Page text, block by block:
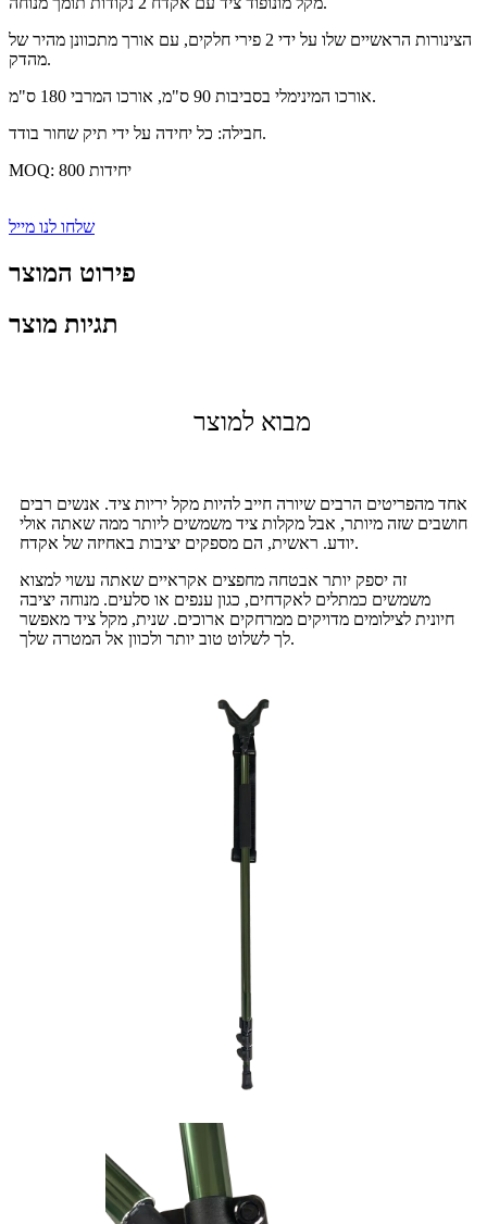
הצינורות הראשיים שלו על ידי 2 פירי חלקים, עם אורך מתכוונן מהיר של
מהדק.
אורכו המינימלי בסביבות 90 ס"מ, אורכו המרבי 180 ס"מ.
חבילה: כל יחידה על ידי תיק שחור בודד.
MOQ: 800 יחידות
שלחו לנו מייל
פירוט המוצר
תגיות מוצר
מבוא למוצר
אחד מהפריטים הרבים שיורה חייב להיות מקל יריות ציד. אנשים רבים
חושבים שזה מיותר, אבל מקלות ציד משמשים ליותר ממה שאתה אולי
יודע. ראשית, הם מספקים יציבות באחיזה של אקדח.
זה יספק יותר אבטחה מחפצים אקראיים שאתה עשוי למצוא
משמשים כמתלים לאקדחים, כגון ענפים או סלעים. מנוחה יציבה
חיונית לצילומים מדויקים ממרחקים ארוכים. שנית, מקל ציד מאפשר
לך לשלוט טוב יותר ולכוון אל המטרה שלך.